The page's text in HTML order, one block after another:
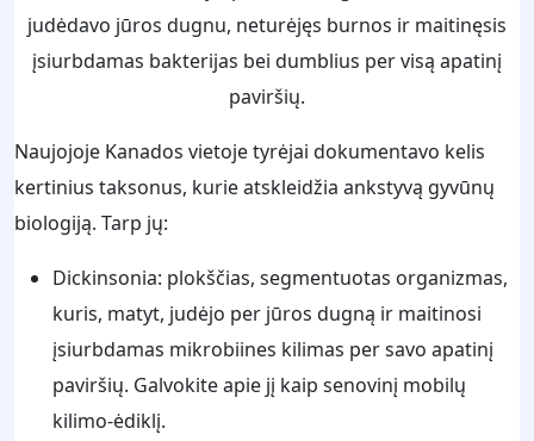
judėdavo jūros dugnu, neturėjęs burnos ir maitinęsis
įsiurbdamas bakterijas bei dumblius per visą apatinį
paviršių.
Naujojoje Kanados vietoje tyrėjai dokumentavo kelis
kertinius taksonus, kurie atskleidžia ankstyvą gyvūnų
biologiją. Tarp jų:
Dickinsonia: plokščias, segmentuotas organizmas,
kuris, matyt, judėjo per jūros dugną ir maitinosi
įsiurbdamas mikrobiines kilimas per savo apatinį
paviršių. Galvokite apie jį kaip senovinį mobilų
kilimo-ėdiklį.